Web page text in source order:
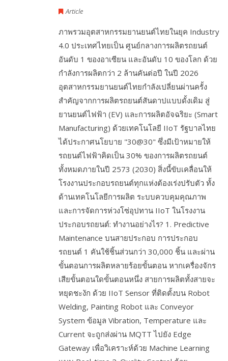
Article
ภาพรวมอุตสาหกรรมยานยนต์ไทยในยุค Industry
4.0 ประเทศไทยเป็น ศูนย์กลางการผลิตรถยนต์
อันดับ 1 ของอาเซียน และอันดับ 10 ของโลก ด้วย
กำลังการผลิตกว่า 2 ล้านคันต่อปี ในปี 2026
อุตสาหกรรมยานยนต์ไทยกำลังเปลี่ยนผ่านครั้ง
สำคัญจากการผลิตรถยนต์สันดาปแบบดั้งเดิม สู่
ยานยนต์ไฟฟ้า (EV) และการผลิตอัจฉริยะ (Smart
Manufacturing) ด้วยเทคโนโลยี IIoT รัฐบาลไทย
ได้ประกาศนโยบาย "30@30" ซึ่งมีเป้าหมายให้
รถยนต์ไฟฟ้าคิดเป็น 30% ของการผลิตรถยนต์
ทั้งหมดภายในปี 2573 (2030) สิ่งนี้ขับเคลื่อนให้
โรงงานประกอบรถยนต์ทุกแห่งต้องเร่งปรับตัว ทั้ง
ด้านเทคโนโลยีการผลิต ระบบควบคุมคุณภาพ
และการจัดการห่วงโซ่อุปทาน IIoT ในโรงงาน
ประกอบรถยนต์: ทำงานอย่างไร? 1. Predictive
Maintenance บนสายประกอบ การประกอบ
รถยนต์ 1 คันใช้ชิ้นส่วนกว่า 30,000 ชิ้น และผ่าน
ขั้นตอนการผลิตหลายร้อยขั้นตอน หากเครื่องจักร
เสียขั้นตอนใดขั้นตอนหนึ่ง สายการผลิตทั้งสายจะ
หยุดชะงัก ด้วย IIoT Sensor ที่ติดตั้งบน Robot
Welding, Painting Robot และ Conveyor
System ข้อมูล Vibration, Temperature และ
Current จะถูกส่งผ่าน MQTT ไปยัง Edge
Gateway เพื่อวิเคราะห์ด้วย Machine Learning